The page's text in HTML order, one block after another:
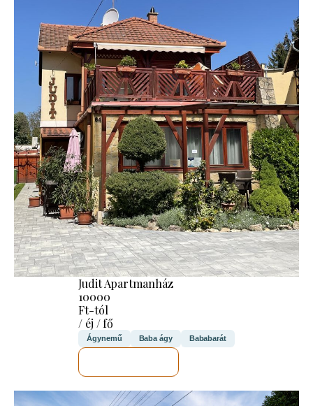
Judit Apartmanház
10000
Ft-tól
/ éj / fő
Ágynemű Baba ágy Bababarát